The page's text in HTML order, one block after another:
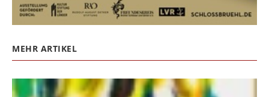
MEHR ARTIKEL